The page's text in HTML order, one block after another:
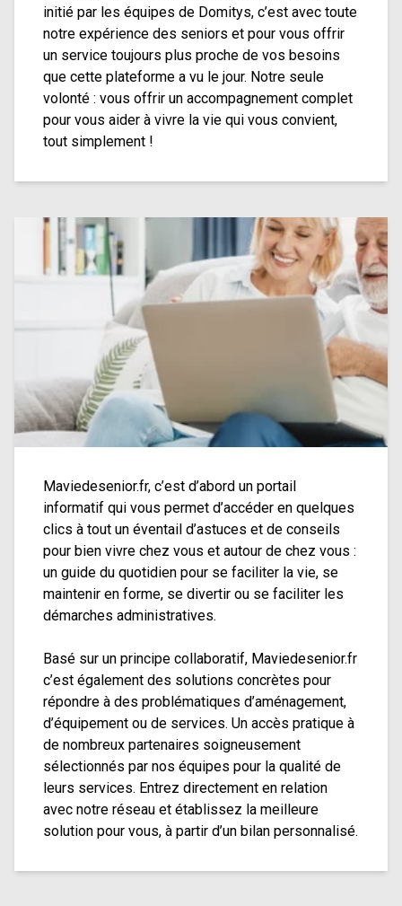
initié par les équipes de Domitys, c’est avec toute
notre expérience des seniors et pour vous offrir
un service toujours plus proche de vos besoins
que cette plateforme a vu le jour. Notre seule
volonté : vous offrir un accompagnement complet
pour vous aider à vivre la vie qui vous convient,
tout simplement !
Maviedesenior.fr, c’est d’abord un portail
informatif qui vous permet d’accéder en quelques
clics à tout un éventail d’astuces et de conseils
pour bien vivre chez vous et autour de chez vous :
un guide du quotidien pour se faciliter la vie, se
maintenir en forme, se divertir ou se faciliter les
démarches administratives.
Basé sur un principe collaboratif, Maviedesenior.fr
c’est également des solutions concrètes pour
répondre à des problématiques d’aménagement,
d’équipement ou de services. Un accès pratique à
de nombreux partenaires soigneusement
sélectionnés par nos équipes pour la qualité de
leurs services. Entrez directement en relation
avec notre réseau et établissez la meilleure
solution pour vous, à partir d’un bilan personnalisé.